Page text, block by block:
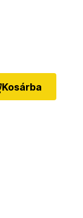
Kosárba